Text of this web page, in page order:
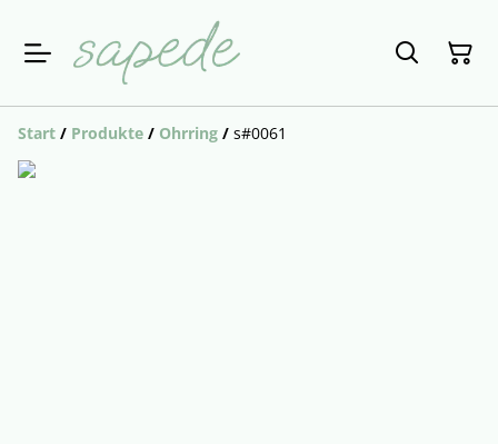
Start / Produkte / Ohrring / s#0061